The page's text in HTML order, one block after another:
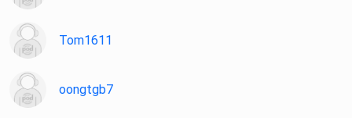
Tom1611
oongtgb7